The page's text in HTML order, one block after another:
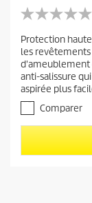
i
a
c
t
u
e
d
u
0
0
s
u
r
5
t
o
i
l
Protection
les
d'ameublement
anti-salissure
aspirée plus
Comparer